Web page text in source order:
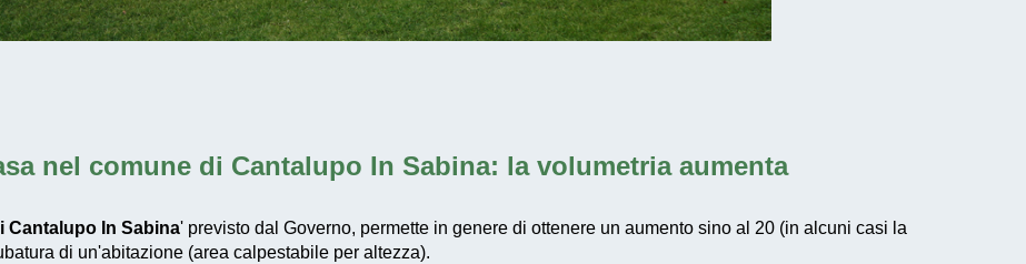
nel comune di Cantalupo In Sabina: la volumetria aumenta
Cantalupo In Sabina' previsto dal Governo, permette in genere di ottenere un aumento sino al 20 (in alcuni casi la
di un'abitazione (area calpestabile per altezza).